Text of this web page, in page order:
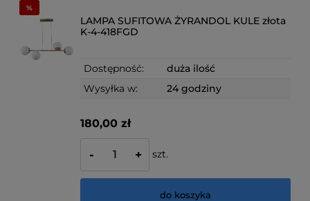
LAMPA SUFITOWA ŻYRANDOL KULE złota
K-4-418FGD
Dostępność:
duża ilość
Wysyłka w:
24 godziny
180,00 zł
- + szt.
do koszyka